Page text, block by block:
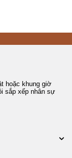
hoặc khung giờ
sắp xếp nhân sự